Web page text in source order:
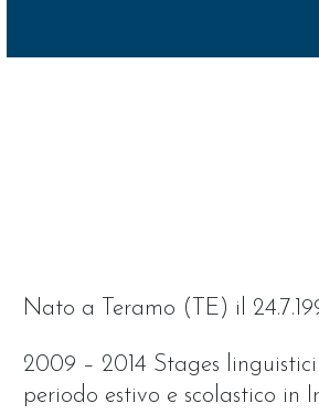
Nato a Teramo (TE) il
2009 – 2014 Stages
periodo estivo e scolastico in